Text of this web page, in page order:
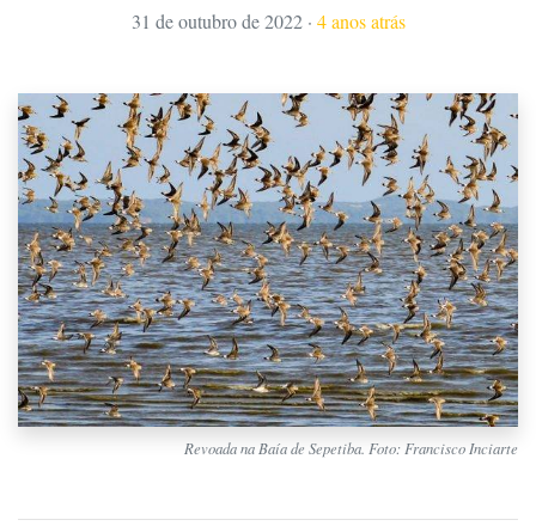
31 de outubro de 2022 · 4 anos atrás
Revoada na Baía de Sepetiba. Foto: Francisco Inciarte